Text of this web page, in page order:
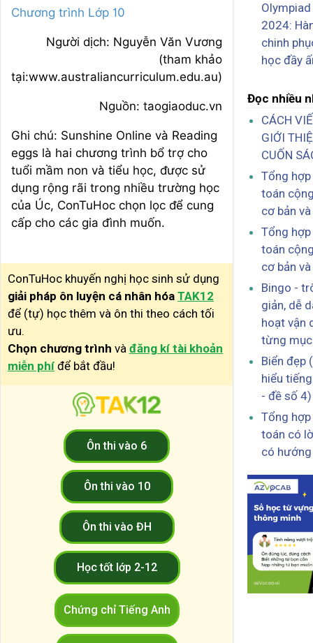
Chương trình Lớp 10
Người dịch: Nguyễn Văn Vương
(tham khảo
tại:www.australiancurriculum.edu.au)
Nguồn: taogiaoduc.vn
Ghi chú: Sunshine Online và Reading
eggs là hai chương trình bổ trợ cho
tuổi mầm non và tiểu học, được sử
dụng rộng rãi trong nhiều trường học
của Úc, ConTuHoc chọn lọc để cung
cấp cho các gia đình muốn.
ConTuHoc khuyến nghị học sinh sử dụng
giải pháp ôn luyện cá nhân hóa TAK12
để (tự) học thêm và ôn thi theo cách tối
ưu.
Chọn chương trình và đăng kí tài khoản
miễn phí để bắt đầu!
Ôn thi vào 6
Ôn thi vào 10
Ôn thi vào ĐH
Học tốt lớp 2-12
Chứng chỉ Tiếng Anh
2024:
chinh
học đầy
Đọc nhiều
CÁCH
GIỚI
CUỐN
Tổng
toán
cơ bản
Tổng
toán
cơ bản
Bingo -
giản, dễ
hoạt vận
từng
Biển đẹp
hiểu
- đề số 4)
Tổng
toán có
có